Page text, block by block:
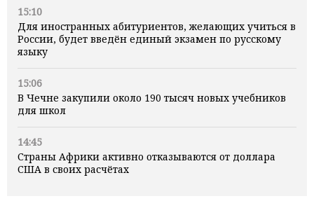
15:10
Для иностранных абитуриентов, желающих учиться в
России, будет введён единый экзамен по русскому
языку
15:06
В Чечне закупили около 190 тысяч новых учебников
для школ
14:45
Страны Африки активно отказываются от доллара
США в своих расчётах